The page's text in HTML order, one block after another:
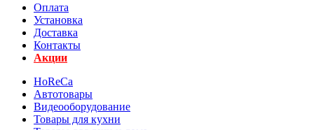
Оплата
Установка
Доставка
Контакты
Акции
HoReCa
Автотовары
Видеооборудование
Товары для кухни